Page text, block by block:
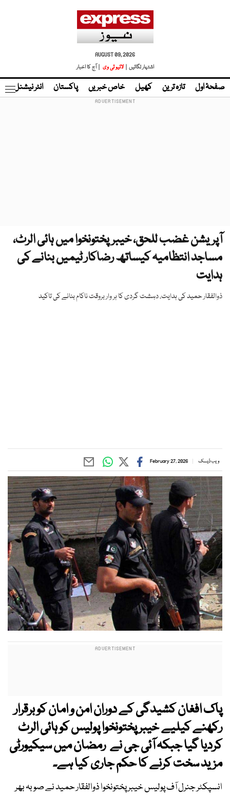
AUGUST 09, 2026
اشتہار لگائیں |
لائیو ٹی وی | آج کا اخبار
صفحۂ اول تازہ ترین کھیل خاص خبریں پاکستان انٹر نیشنل
آپریشن غضب للحق، خیبرپختونخوا میں ہائی الرٹ،
مساجد انتظامیہ کیساتھ رضاکار ٹیمیں بنانے کی
ہدایت
ذوالفقار حمید کی ہدایت، دہشت گردی کا ہر وار بروقت ناکام بنانے کی تاکید
ویب ڈیسک February 27, 2026
پاک افغان کشیدگی کے دوران امن و امان کو برقرار
رکھنے کیلیے خیبر پختونخوا پولیس کو ہائی الرٹ
کردیا گیا جبکہ آئی جی نے رمضان میں سیکیورٹی
مزید سخت کرنے کا حکم جاری کیا ہے۔
انسپکٹر جنرل آف پولیس خیبر پختونخوا ذوالفقار حمید نے صوبہ بھر